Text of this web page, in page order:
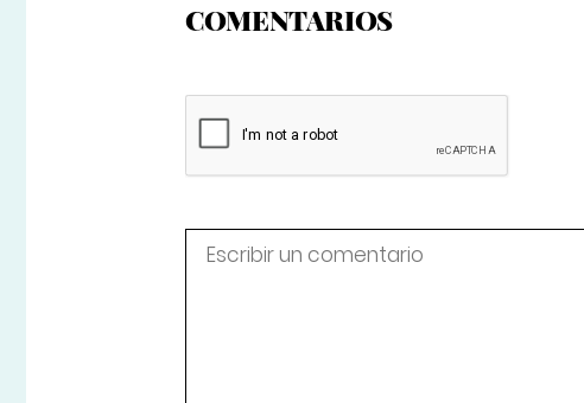
COMENTARIOS